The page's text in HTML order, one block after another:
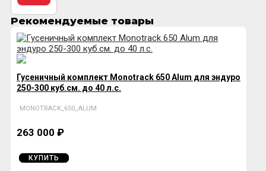
Рекомендуемые товары
Гусеничный комплект Monotrack 650 Alum для эндуро
250-300 куб.см. до 40 л.с.
MONOTRACK_650_ALUM
263 000 ₽
КУПИТЬ